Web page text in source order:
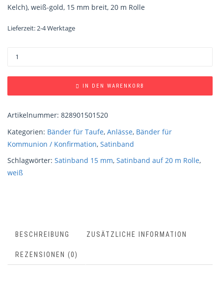
Kelch), weiß-gold, 15 mm breit, 20 m Rolle
Lieferzeit:2-4 Werktage
IN DEN WARENKORB
Artikelnummer: 828901501520
Kategorien: Bänder für Taufe, Anlässe, Bänder für
Kommunion / Konfirmation, Satinband
Schlagwörter: Satinband 15 mm, Satinband auf 20 m Rolle,
weiß
BESCHREIBUNG ZUSÄTZLICHE INFORMATION
REZENSIONEN (0)